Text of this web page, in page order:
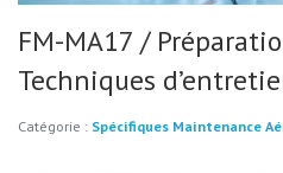
FM-MA17 /
Techniques
Catégorie : Spécifiques Maintenance